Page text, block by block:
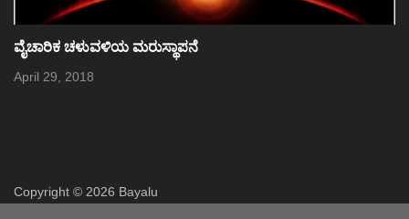
ಅಳಿದು ಕೂಡುವುದು- ಅಳಿಯದೆ ಕೂಡುವುದು
March 9, 2023
Copyright © 2026 Bayalu